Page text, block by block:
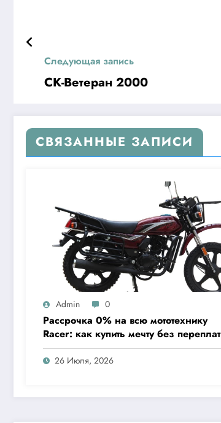
Следующая запись
СК-Ветеран 2000
СВЯЗАННЫЕ ЗАПИСИ
Admin 0
Рассрочка 0% на всю мототехнику
Racer: как купить мечту без переплат
26 Июля, 2026